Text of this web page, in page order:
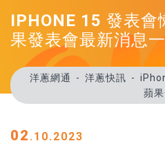
IPHONE 15 發表
果發表會最新消息
洋蔥網通 洋蔥快訊
蘋
02 .10.2023